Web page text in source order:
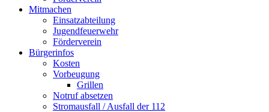
Mitmachen
Einsatzabteilung
Jugendfeuerwehr
Förderverein
Bürgerinfos
Kosten
Vorbeugung
Grillen
Notruf absetzen
Stromausfall / Ausfall der 112